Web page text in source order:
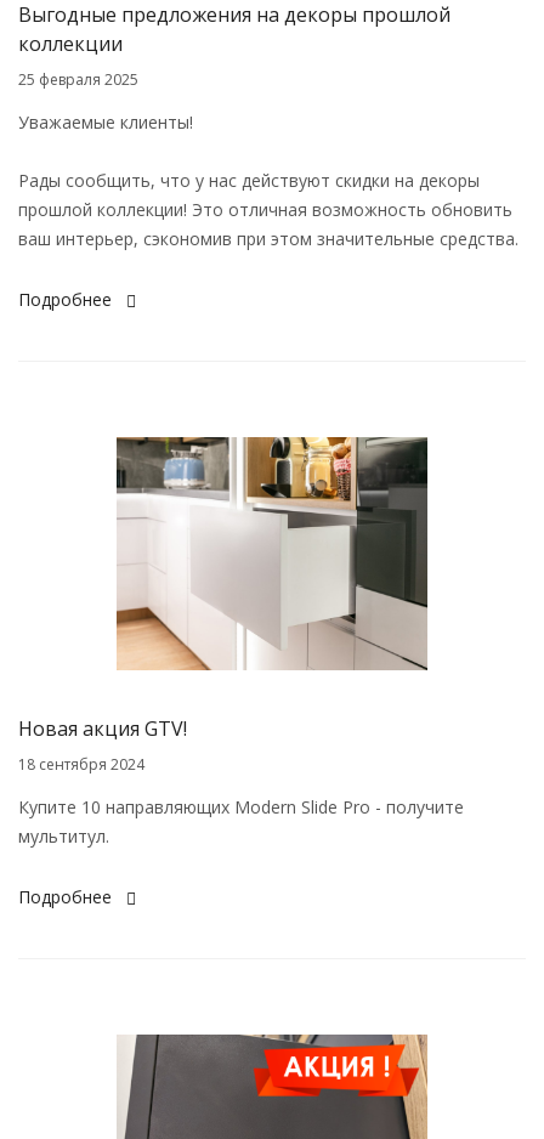
Выгодные предложения на декоры прошлой
коллекции
25 февраля 2025
Уважаемые клиенты!
Рады сообщить, что у нас действуют скидки на декоры
прошлой коллекции! Это отличная возможность обновить
ваш интерьер, сэкономив при этом значительные средства.
Подробнее
Новая акция GTV!
18 сентября 2024
Купите 10 направляющих Modern Slide Pro - получите
мультитул.
Подробнее